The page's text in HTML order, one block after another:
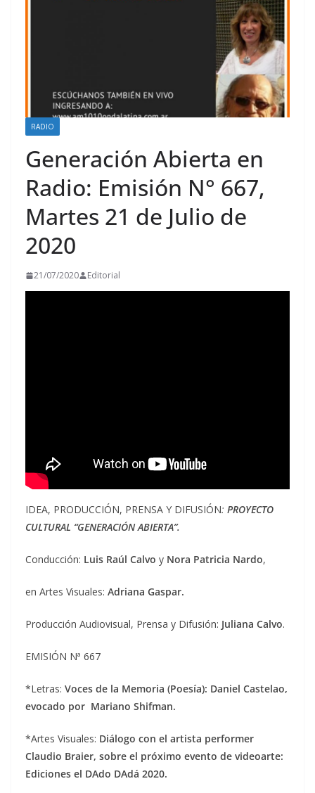
RADIO
Generación Abierta en
Radio: Emisión N° 667,
Martes 21 de Julio de
2020
21/07/2020 Editorial
IDEA, PRODUCCIÓN, PRENSA Y DIFUSIÓN: PROYECTO
CULTURAL “GENERACIÓN ABIERTA”.
Conducción: Luis Raúl Calvo y Nora Patricia Nardo,
en Artes Visuales: Adriana Gaspar.
Producción Audiovisual, Prensa y Difusión: Juliana Calvo.
EMISIÓN Nª 667
*Letras: Voces de la Memoria (Poesía): Daniel Castelao,
evocado por Mariano Shifman.
*Artes Visuales: Diálogo con el artista performer
Claudio Braier, sobre el próximo evento de videoarte:
Ediciones el DAdo DAdá 2020.